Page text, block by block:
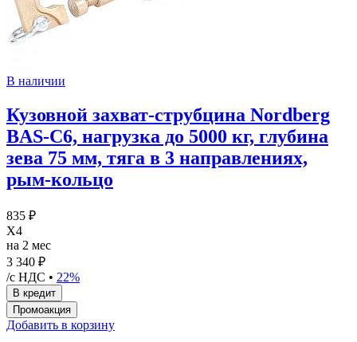
В наличии
Кузовной захват-струбцина Nordberg
BAS-C6, нагрузка до 5000 кг, глубина
зева 75 мм, тяга в 3 направлениях,
рым-кольцо
835 ₽
X4
на 2 мес
3 340 ₽
/с НДС • 22%
Добавить в корзину